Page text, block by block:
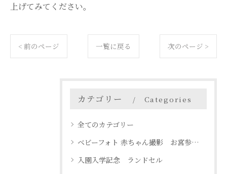
上げてみてください。
< 前のページ 一覧に戻る 次のページ >
カテゴリー Categories
全てのカテゴリー
ベビーフォト 赤ちゃん撮影 お宮参り 名古屋 天白区
入園入学記念 ランドセル